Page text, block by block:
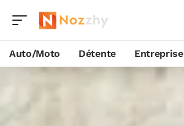
Auto/Moto Détente Entreprise